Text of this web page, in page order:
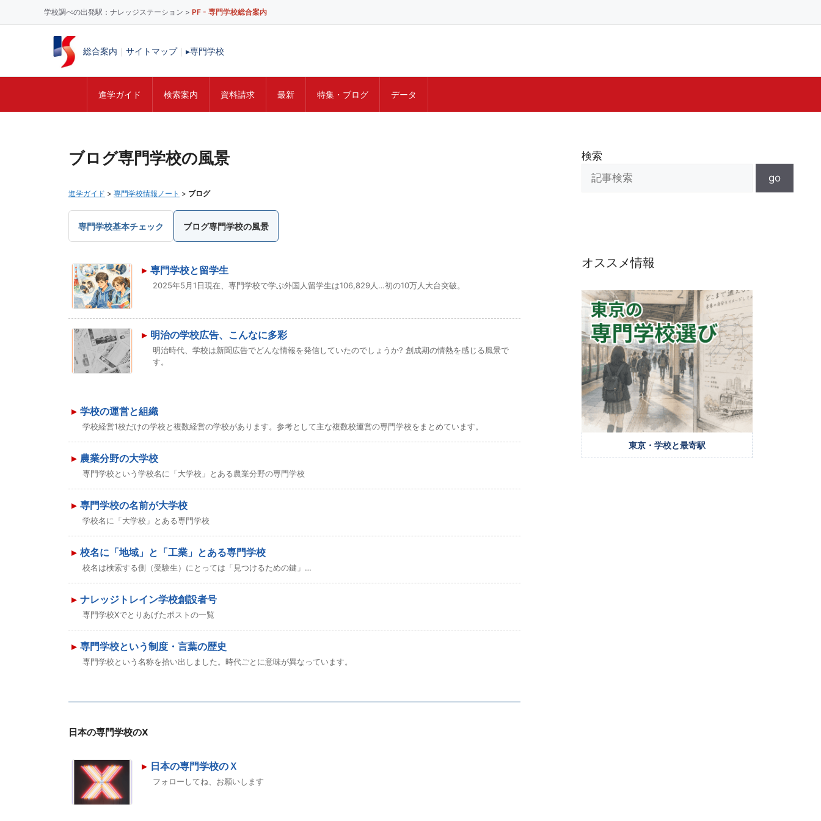
学校調べの出発駅：ナレッジステーション > PF - 専門学校総合案内
総合案内 サイトマップ｜ ▸専門学校
進学ガイド 検索案内 資料請求 最新 特集・ブログ データ
ブログ専門学校の風景
進学ガイド > 専門学校情報ノート > ブログ
専門学校基本チェック ブログ専門学校の風景
専門学校と留学生
2025年5月1日現在、専門学校で学ぶ外国人留学生は106,829人…初の10万人大台突破。
明治の学校広告、こんなに多彩
明治時代、学校は新聞広告でどんな情報を発信していたのでしょうか? 創成期の情熱を感じる風景で
す。
学校の運営と組織
学校経営1校だけの学校と複数経営の学校があります。参考として主な複数校運営の専門学校をまとめています。
農業分野の大学校
専門学校という学校名に「大学校」とある農業分野の専門学校
専門学校の名前が大学校
学校名に「大学校」とある専門学校
校名に「地域」と「工業」とある専門学校
校名は検索する側（受験生）にとっては「見つけるための鍵」…
ナレッジトレイン学校創設者号
専門学校Xでとりあげたポストの一覧
専門学校という制度・言葉の歴史
専門学校という名称を拾い出しました。時代ごとに意味が異なっています。
日本の専門学校のX
日本の専門学校のＸ
フォローしてね、お願いします
検索
go
オススメ情報
東京・学校と最寄駅